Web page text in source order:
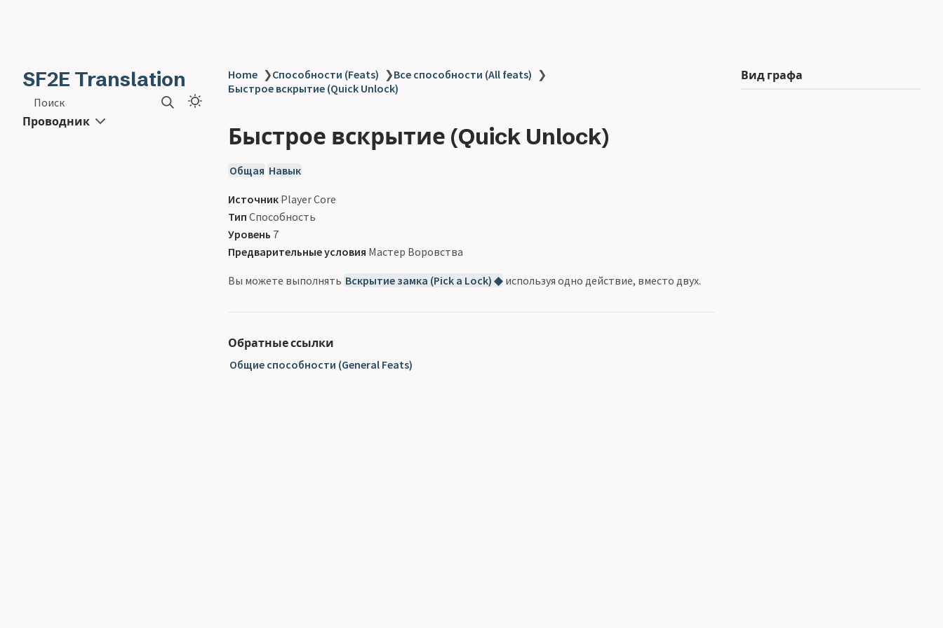
SF2E Translation
Поиск
Проводник
Home ❯Способности (Feats) ❯Все способности (All feats) ❯
Быстрое вскрытие (Quick Unlock)
Быстрое вскрытие (Quick Unlock)
Общая Навык
Источник Player Core
Тип Способность
Уровень 7
Предварительные условия Мастер Воровства
Вы можете выполнять Вскрытие замка (Pick a Lock) ◆ используя одно действие, вместо двух.
Обратные ссылки
Общие способности (General Feats)
Вид графа